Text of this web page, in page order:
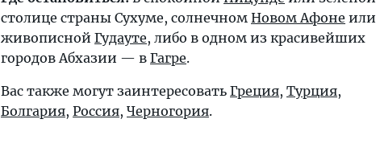
столице страны Сухуме, солнечном Новом Афоне или
живописной Гудауте, либо в одном из красивейших
городов Абхазии — в Гагре.
Вас также могут заинтересовать Греция, Турция,
Болгария, Россия, Черногория.